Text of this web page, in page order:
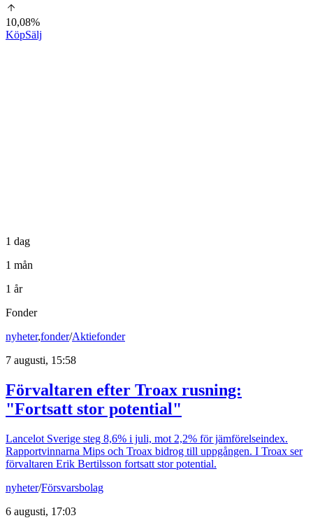
10,08%
KöpSälj
1 dag
1 mån
1 år
Fonder
nyheter,fonder/Aktiefonder
7 augusti, 15:58
Förvaltaren efter Troax rusning:
"Fortsatt stor potential"
Lancelot Sverige steg 8,6% i juli, mot 2,2% för jämförelseindex.
Rapportvinnarna Mips och Troax bidrog till uppgången. I Troax ser
förvaltaren Erik Bertilsson fortsatt stor potential.
nyheter/Försvarsbolag
6 augusti, 17:03